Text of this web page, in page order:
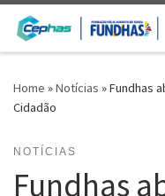
Skip to content
Home »Notícias »Fundhas
Cidadão
NOTÍCIAS
Fundhas